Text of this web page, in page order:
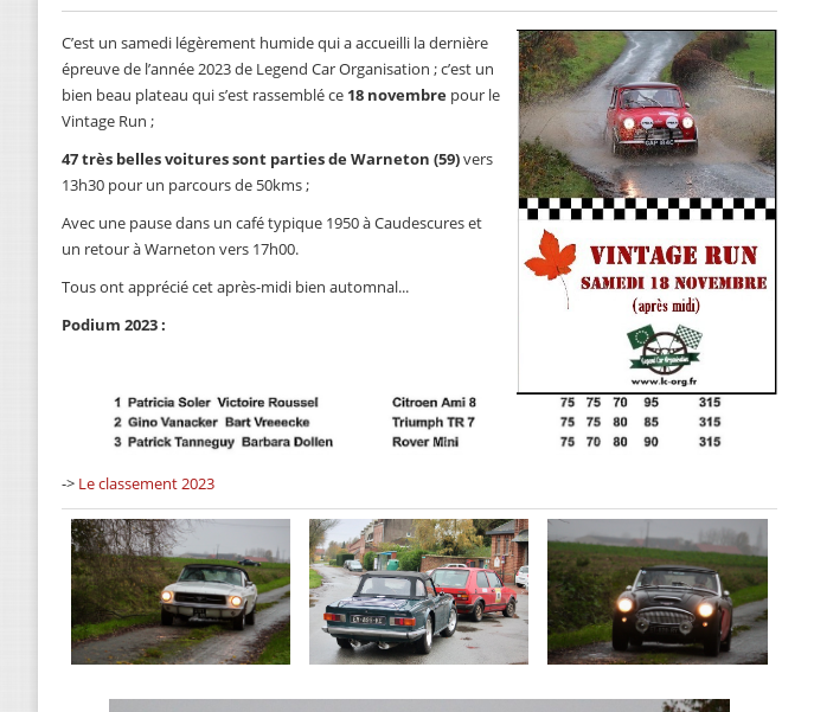
C’est un samedi légèrement humide qui a accueilli la dernière
épreuve de l’année 2023 de Legend Car Organisation ; c’est un
bien beau plateau qui s’est rassemblé ce 18 novembre pour le
Vintage Run ;
47 très belles voitures sont parties de Warneton (59)vers
13h30 pour un parcours de 50kms ;
Avec une pause dans un café typique 1950 à Caudescures et
un retour à Warneton vers 17h00.
Tous ont apprécié cet après-midi bien automnal...
Podium 2023 :
-> Le classement 2023